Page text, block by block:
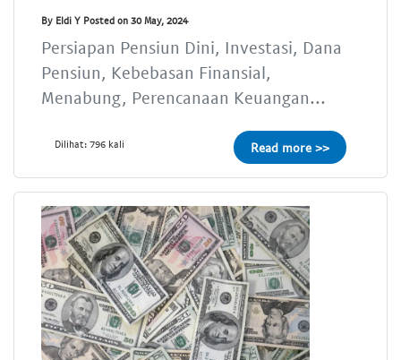
By Eldi Y Posted on 30 May, 2024
Persiapan Pensiun Dini, Investasi, Dana
Pensiun, Kebebasan Finansial,
Menabung, Perencanaan Keuangan...
Dilihat: 796 kali Read more >>